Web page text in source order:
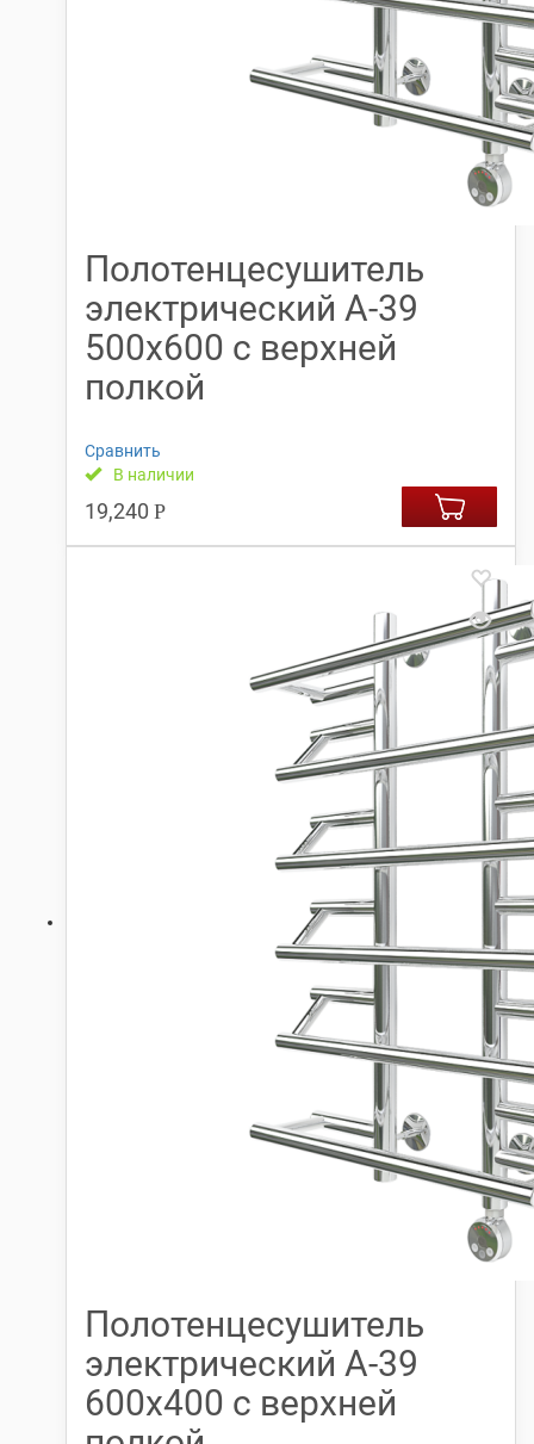
Полотенцесушитель
электрический А-39
500х600 с верхней
полкой
Сравнить
В наличии
19,240 Р
Полотенцесушитель
электрический А-39
600х400 с верхней